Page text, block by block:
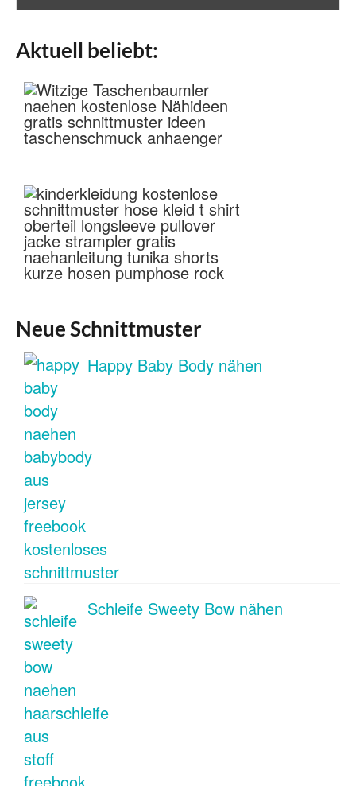
Aktuell beliebt:
Neue Schnittmuster
Happy Baby Body nähen
Schleife Sweety Bow nähen